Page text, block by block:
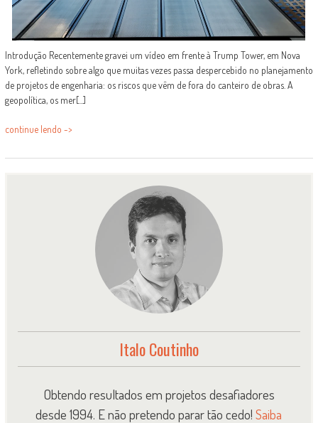
Introdução Recentemente gravei um vídeo em frente à Trump Tower, em Nova
York, refletindo sobre algo que muitas vezes passa despercebido no planejamento
de projetos de engenharia: os riscos que vêm de fora do canteiro de obras. A
geopolítica, os mer[...]
continue lendo ->
Italo Coutinho
Obtendo resultados em projetos desafiadores
desde 1994. E não pretendo parar tão cedo!Saiba